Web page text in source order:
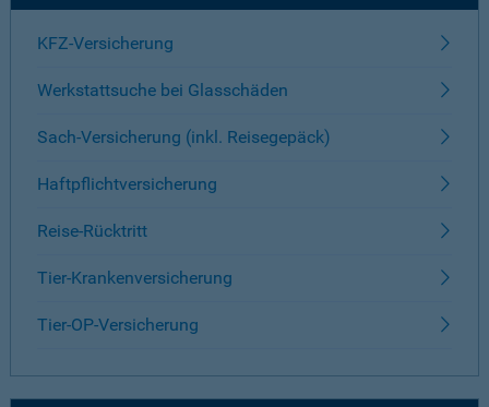
KFZ-Versicherung
Werkstattsuche bei Glasschäden
Sach-Versicherung (inkl. Reisegepäck)
Haftpflichtversicherung
Reise-Rücktritt
Tier-Krankenversicherung
Tier-OP-Versicherung